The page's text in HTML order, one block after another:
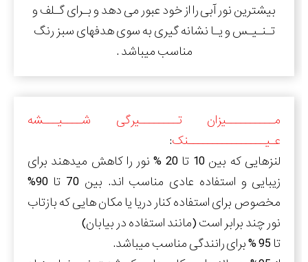
بیشترین نور آبی را از خود عبور می دهد و بـرای گـلف و
تـنـیـس و یـا نشانه گیری به سوی هدفهای سبز رنگ
مناسب میباشد .
مــــــــــیزان تــــــــیرگی شــــیـــشه
عـیــــــــــــــــنک:
لنزهایی که بین 10 تا 20 % نور را کاهش میدهند برای
زیبایی و استفاده عادی مناسب اند. بین 70 تا 90%
مخصوص برای استفاده کنار دریا یا مکان هایی که بازتاب
نور چند برابر است (مانند استفاده در بیابان)
تا 95 % برای رانندگی مناسب میباشد.